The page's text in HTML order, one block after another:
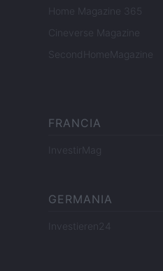
Home Magazine 365
Cineverse Magazine
SecondHomeMagazine
FRANCIA
InvestirMag
GERMANIA
Investieren24